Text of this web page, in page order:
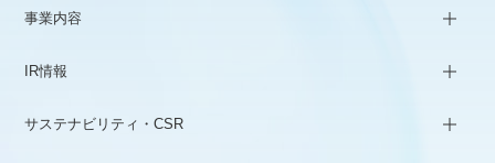
事業内容
IR情報
サステナビリティ・CSR